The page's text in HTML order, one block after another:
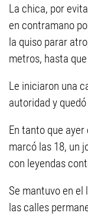
La chica, por
en contramano
la quiso parar
metros, hasta
Le iniciaron una
autoridad y
En tanto que
marcó las 18, un
con leyendas
Se mantuvo en
las calles